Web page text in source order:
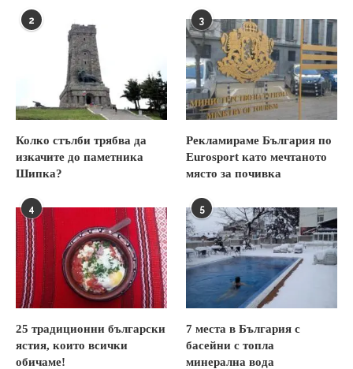
2
Колко стълби трябва да
изкачите до паметника
Шипка?
3
Рекламираме България по
Eurosport като мечтаното
място за почивка
4
25 традиционни български
ястия, които всички
обичаме!
5
7 места в България с
басейни с топла
минерална вода